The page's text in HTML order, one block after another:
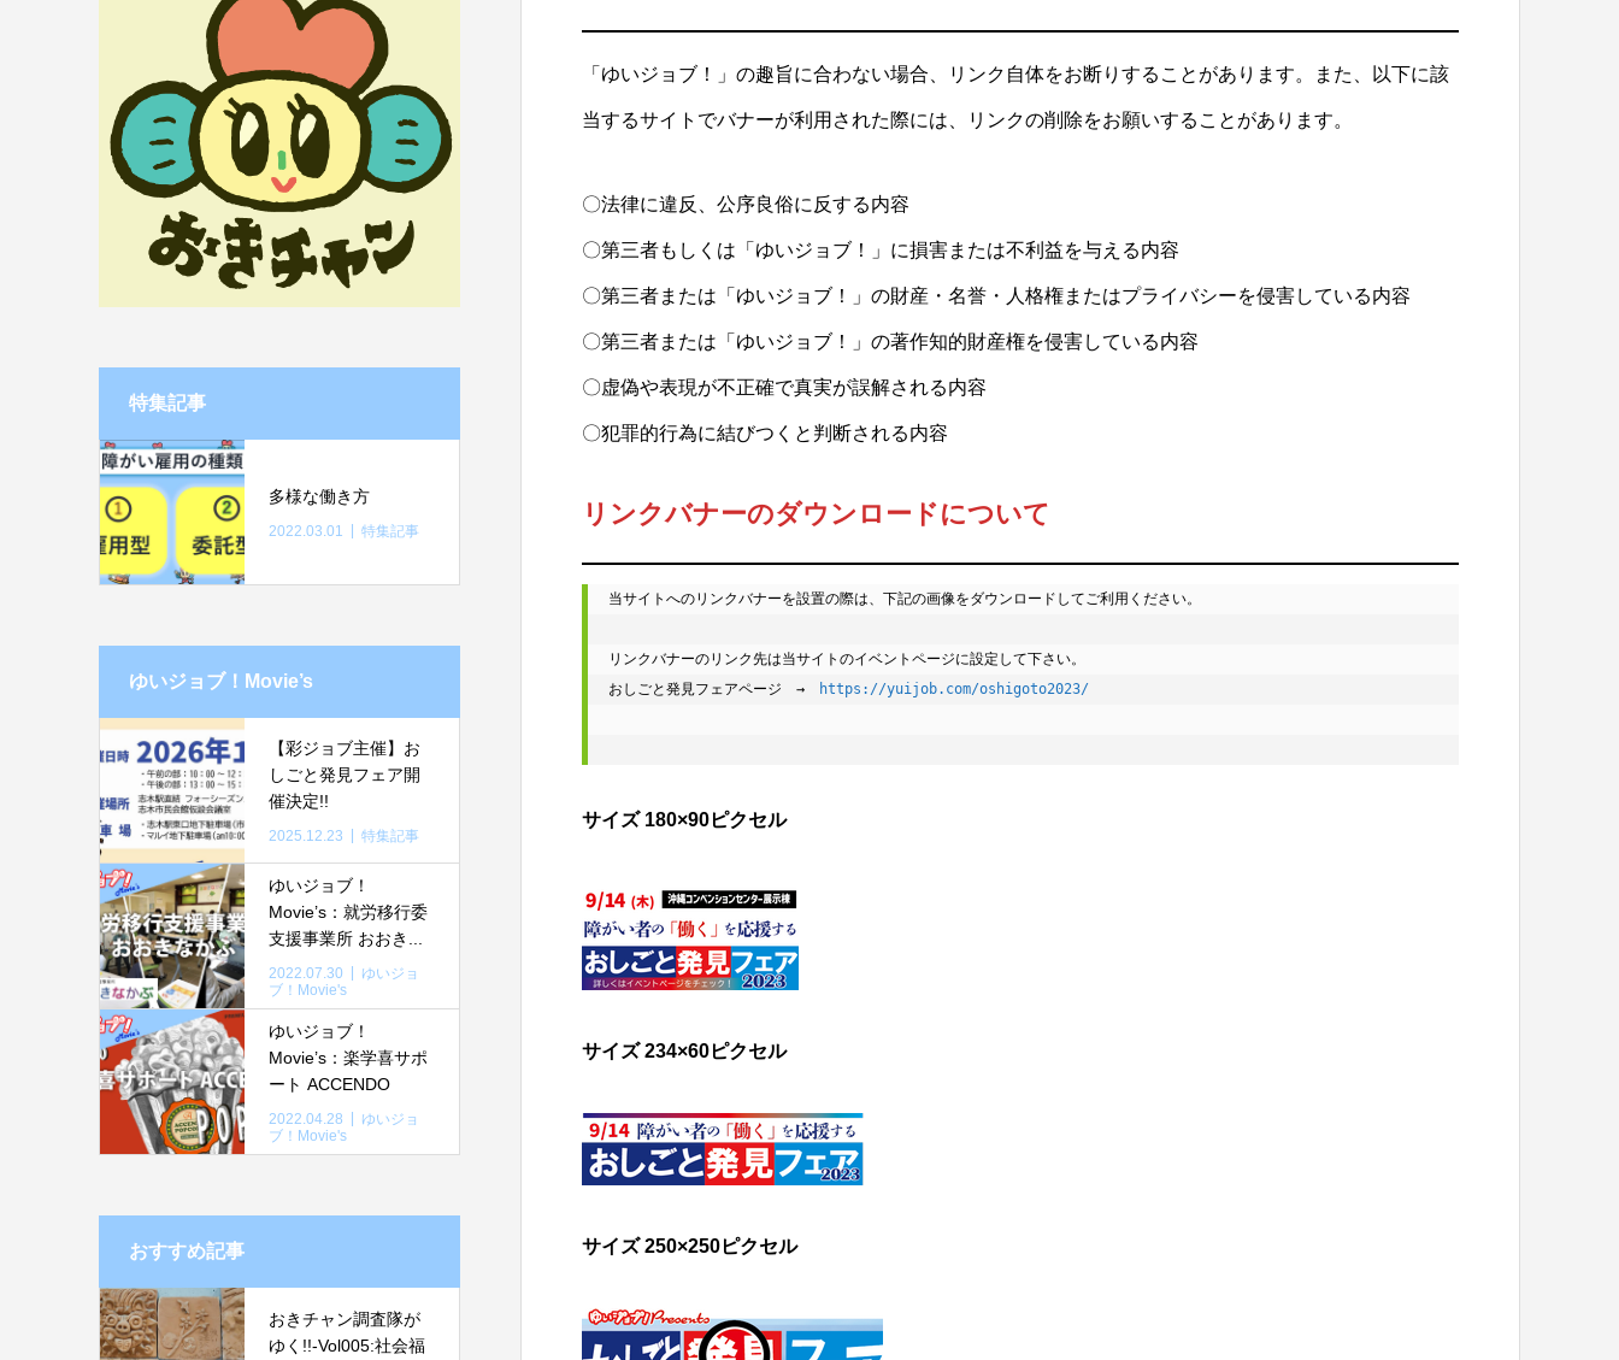
「ゆいジョブ！」の趣旨に合わない場合、リンク自体をお断りすることがあります。また、以下に該
当するサイトでバナーが利用された際には、リンクの削除をお願いすることがあります。
〇法律に違反、公序良俗に反する内容
〇第三者もしくは「ゆいジョブ！」に損害または不利益を与える内容
〇第三者または「ゆいジョブ！」の財産・名誉・人格権またはプライバシーを侵害している内容
〇第三者または「ゆいジョブ！」の著作知的財産権を侵害している内容
〇虚偽や表現が不正確で真実が誤解される内容
〇犯罪的行為に結びつくと判断される内容
リンクバナーのダウンロードについて
当サイトへのリンクバナーを設置の際は、下記の画像をダウンロードしてご利用ください。
リンクバナーのリンク先は当サイトのイベントページに設定して下さい。
おしごと発見フェアページ　→
https://yuijob.com/oshigoto2023/
サイズ 180×90ピクセル
サイズ 234×60ピクセル
サイズ 250×250ピクセル
特集記事
多様な働き方
2022.03.01 特集記事
ゆいジョブ！Movie’s
【彩ジョブ主催】お
しごと発見フェア開
催決定!!
2025.12.23 特集記事
ゆいジョブ！
Movie’s：就労移行委
支援事業所 おおき...
2022.07.30
ゆいジョ
ブ！Movie's
ゆいジョブ！
Movie’s：楽学喜サポ
ート ACCENDO
2022.04.28
ゆいジョ
ブ！Movie's
おすすめ記事
おきチャン調査隊が
ゆく!!-Vol005:社会福